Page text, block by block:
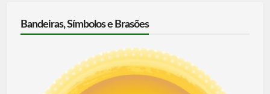
Bandeiras, Símbolos e Brasões